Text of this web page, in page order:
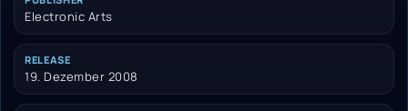
Electronic Arts
RELEASE
19. Dezember 2008